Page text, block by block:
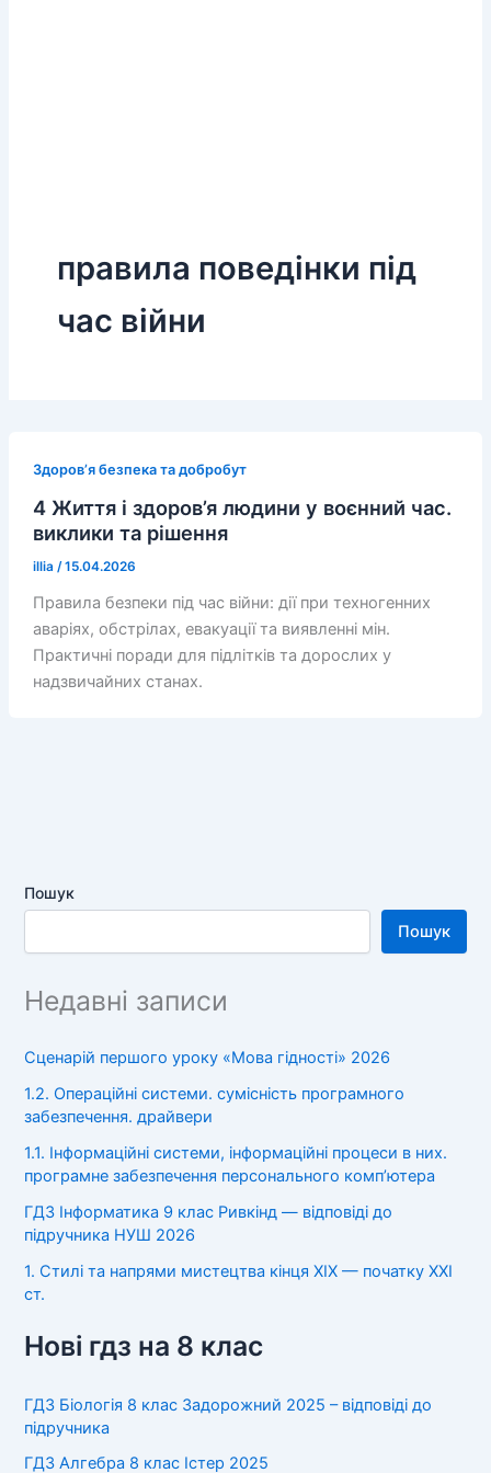
правила поведінки під
час війни
Здоров’я безпека та добробут
4 Життя і здоров’я людини у воєнний час.
виклики та рішення
illia /15.04.2026
Правила безпеки під час війни: дії при техногенних
аваріях, обстрілах, евакуації та виявленні мін.
Практичні поради для підлітків та дорослих у
надзвичайних станах.
Пошук
Пошук
Недавні записи
Сценарій першого уроку «Мова гідності» 2026
1.2. Операційні системи. сумісність програмного
забезпечення. драйвери
1.1. Інформаційні системи, інформаційні процеси в них.
програмне забезпечення персонального комп’ютера
ГДЗ Інформатика 9 клас Ривкінд — відповіді до
підручника НУШ 2026
1. Стилі та напрями мистецтва кінця XIX — початку XXI
ст.
Нові гдз на 8 клас
ГДЗ Біологія 8 клас Задорожний 2025 – відповіді до
підручника
ГДЗ Алгебра 8 клас Істер 2025